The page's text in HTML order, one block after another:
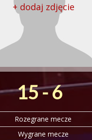
+ dodaj zdjęcie
15 - 6
Rozegrane mecze
Wygrane mecze